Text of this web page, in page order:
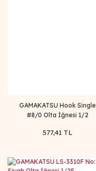
GAMAKATSU Hook Single
#8/0 Olta İğnesi 1/2
577,41 TL